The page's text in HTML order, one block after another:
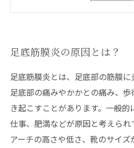
あなたの足の痛み、整体で
足底筋膜炎の原因とは？
足底筋膜炎とは、足底部の筋膜に
足底部の痛みやかかとの痛み、
き起こすことがあります。一般
仕事、肥満などが原因と考えられ
アーチの高さや低さ、靴のサイ